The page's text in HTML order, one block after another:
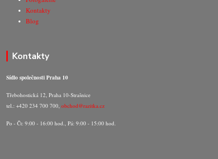
Kontakty
Blog
Kontakty
Sídlo společnosti Praha 10
Třebohostická 12, Praha 10-Strašnice
tel.: +420 234 700 700,obchod@razitka.cz
Po - Čt: 9:00 - 16:00 hod., Pá: 9:00 - 15:00 hod.